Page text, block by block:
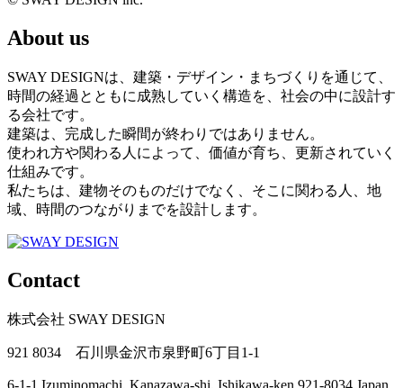
About us
SWAY DESIGNは、建築・デザイン・まちづくりを通じて、
時間の経過とともに成熟していく構造を、社会の中に設計す
る会社です。
建築は、完成した瞬間が終わりではありません。
使われ方や関わる人によって、価値が育ち、更新されていく
仕組みです。
私たちは、建物そのものだけでなく、そこに関わる人、地
域、時間のつながりまでを設計します。
Contact
株式会社 SWAY DESIGN
921 8034 石川県金沢市泉野町6丁目1-1
6-1-1 Izuminomachi, Kanazawa-shi, Ishikawa-ken 921-8034 Japan